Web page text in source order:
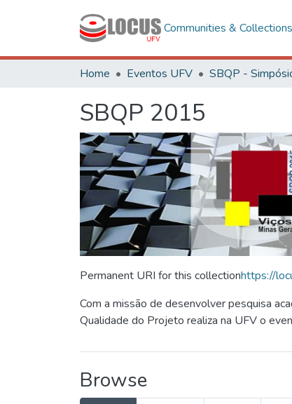
Communities & Collections
Home Eventos UFV
SBQP 2015
Permanent URI for this collectionhttps://
Com a missão de desenvolver pesquisa
Qualidade do Projeto realiza na UFV o
Browse